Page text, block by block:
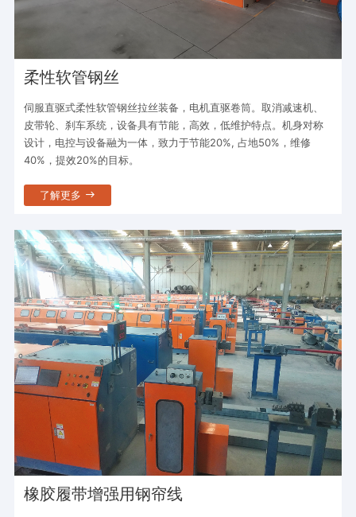
柔性软管钢丝
伺服直驱式柔性软管钢丝拉丝装备，电机直驱卷筒。取消减速机、
皮带轮、刹车系统，设备具有节能，高效，低维护特点。机身对称
设计，电控与设备融为一体，致力于节能20%, 占地50%，维修
40%，提效20%的目标。
了解更多
橡胶履带增强用钢帘线